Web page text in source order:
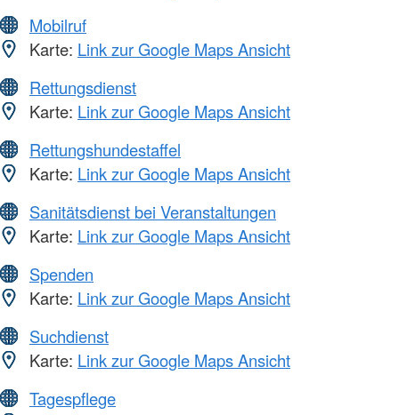
Mobilruf
Karte: Link zur Google Maps Ansicht
Rettungsdienst
Karte: Link zur Google Maps Ansicht
Rettungshundestaffel
Karte: Link zur Google Maps Ansicht
Sanitätsdienst bei Veranstaltungen
Karte: Link zur Google Maps Ansicht
Spenden
Karte: Link zur Google Maps Ansicht
Suchdienst
Karte: Link zur Google Maps Ansicht
Tagespflege